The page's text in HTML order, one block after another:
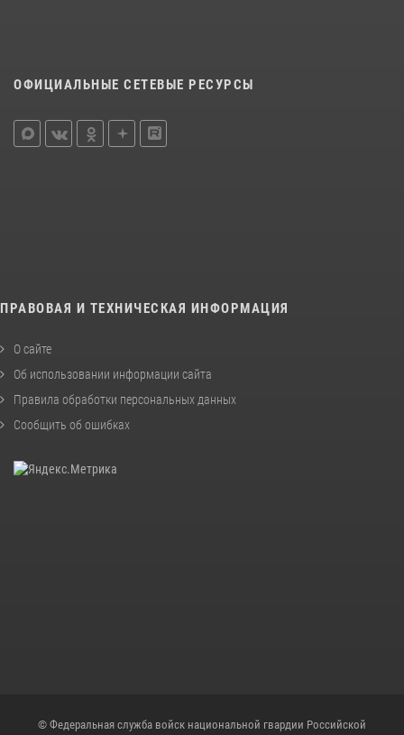
ОФИЦИАЛЬНЫЕ СЕТЕВЫЕ РЕСУРСЫ
ПРАВОВАЯ И ТЕХНИЧЕСКАЯ ИНФОРМАЦИЯ
О сайте
Об использовании информации сайта
Правила обработки персональных данных
Сообщить об ошибках
© Федеральная служба войск национальной гвардии Российской